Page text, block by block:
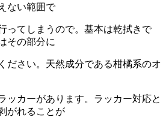
ない範囲で
ってしまうので。基本は乾拭きで
その部分に
ださい。天然成分である柑橘系のオ
ッカーがあります。ラッカー対応と
がれることが